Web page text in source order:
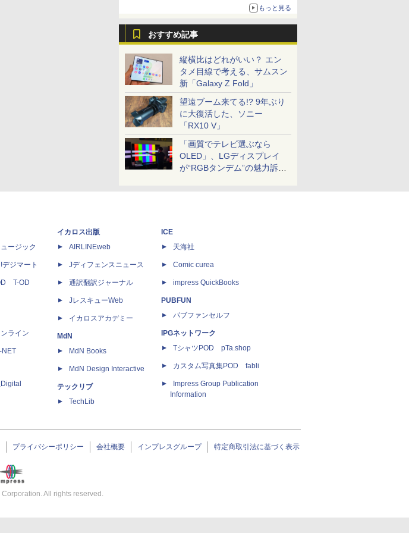
もっと見る
おすすめ記事
縦横比はどれがいい？ エン
タメ目線で考える、サムスン
新「Galaxy Z Fold」
望遠ブーム来てる!? 9年ぶり
に大復活した、ソニー
「RX10 V」
「画質でテレビ選ぶなら
OLED」、LGディスプレイ
が“RGBタンデム”の魅力訴
ージック
ジマート
T-OD
ライン
NET
イカロス出版
AIRLINEweb
Jディフェンスニュース
通訳翻訳ジャーナル
JレスキューWeb
イカロスアカデミー
MdN
MdN Books
MdN Design Interactive
テックリブ
TechLib
ICE
天海社
Comic curea
impress QuickBooks
PUBFUN
パブファンセルフ
IPGネットワーク
TシャツPOD pTa.shop
カスタム写真集POD fabli
Impress Group Publication
Information
プライバシーポリシー 会社概要 インプレスグループ 特定商取引法に基づく表示
Corporation. All rights reserved.